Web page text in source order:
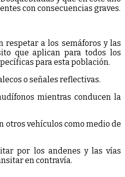
con consecuencias graves.
a los semáforos y las
que aplican para todos los
para esta población.
o señales reflectivas.
mientras conducen la
vehículos como medio de
los andenes y las vías
en contravía.